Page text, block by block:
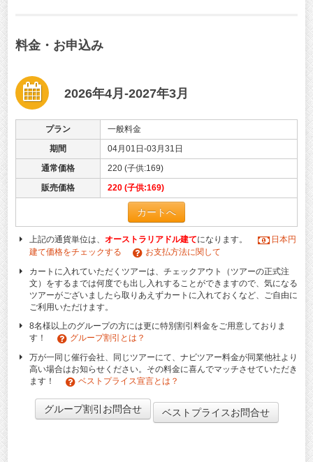
料金・お申込み
2026年4月-2027年3月
プラン
一般料金
期間
04月01日-03月31日
通常価格
220 (子供:169)
販売価格
220 (子供:169)
カートへ
上記の通貨単位は、 オーストラリアドル建てになります。
日本円
建て価格をチェックする
お支払方法に関して
カートに入れていただくツアーは、チェックアウト（ツアーの正式注
文）をするまでは何度でも出し入れすることができますので、気になる
ツアーがございましたら取りあえずカートに入れておくなど、ご自由に
ご利用いただけます。
8名様以上のグループの方には更に特別割引料金をご用意しておりま
す！
グループ割引とは？
万が一同じ催行会社、同じツアーにて、ナビツアー料金が同業他社より
高い場合はお知らせください。その料金に喜んでマッチさせていただき
ます！
ベストプライス宣言とは？
グループ割引お問合せ ベストプライスお問合せ